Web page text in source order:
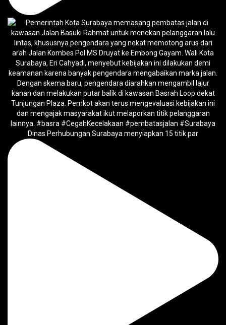
Dinas Perhubungan Surabaya menyiapkan 15 titik par